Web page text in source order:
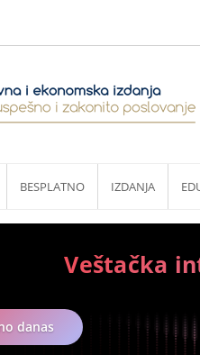
BESPLATNO IZDANJA
Veštačka
danas